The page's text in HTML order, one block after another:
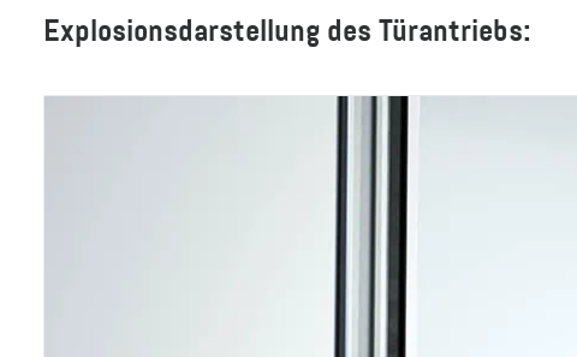
Explosionsdarstellung des Türantriebs: